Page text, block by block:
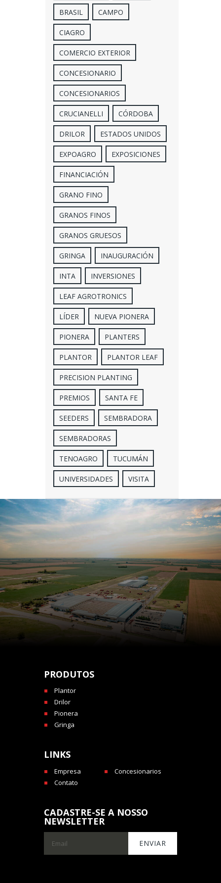
BRASIL CAMPO
CIAGRO
COMERCIO EXTERIOR
CONCESIONARIO
CONCESIONARIOS
CRUCIANELLI CÓRDOBA
DRILOR ESTADOS UNIDOS
EXPOAGRO EXPOSICIONES
FINANCIACIÓN
GRANO FINO
GRANOS FINOS
GRANOS GRUESOS
GRINGA INAUGURACIÓN
INTA INVERSIONES
LEAF AGROTRONICS
LÍDER NUEVA PIONERA
PIONERA PLANTERS
PLANTOR PLANTOR LEAF
PRECISION PLANTING
PREMIOS SANTA FE
SEEDERS SEMBRADORA
SEMBRADORAS
TENOAGRO TUCUMÁN
UNIVERSIDADES VISITA
PRODUTOS
Plantor
Drilor
Pionera
Gringa
LINKS
Empresa
Concesionarios
Contato
CADASTRE-SE A NOSSO
NEWSLETTER